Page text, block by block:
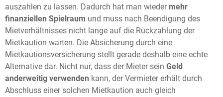
auszahlen zu lassen. Dadurch hat man wieder mehr
finanziellen Spielraum und muss nach Beendigung des
Mietverhältnisses nicht lange auf die Rückzahlung der
Mietkaution warten. Die Absicherung durch eine
Mietkautionsversicherung stellt gerade deshalb eine echte
Alternative dar. Nicht nur, dass der Mieter sein Geld
anderweitig verwenden kann, der Vermieter erhält durch
Abschluss einer solchen Mietkaution auch gleich